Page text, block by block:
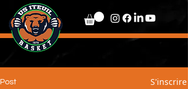
Post S'inscrire